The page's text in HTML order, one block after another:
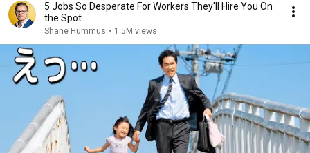
5 Jobs So Desperate For Workers They'll Hire You On
the Spot
Shane Hummus • 1.5M views